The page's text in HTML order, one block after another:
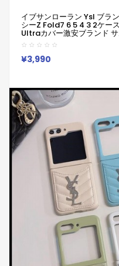
イブサンローラン Ysl ブラ
シーZ Fold7 6 5 4 3 2ケー
Ultraカバー激安ブランド
ギャラクシーZ Flip7 6 5 4
¥3,990